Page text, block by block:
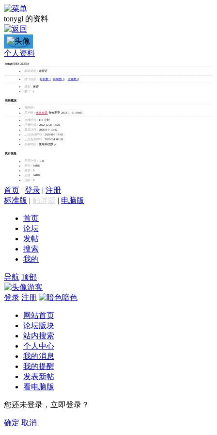
tonygl 的资料
tonygl
加为好友
发消息
个人资料
tonygl (UID: 22375)
邮箱状态： 未验证
统计信息： 好友数 1 回帖数 0 主题数 0
性别： 保密
生日： -
活跃概况
管理组：
用户组： 永久会员 有效期至 2033-01-31 00:00
在线时间： 116 小时
注册时间： 2022-12-25 13:23
最后访问： 2026-8-9 19:42
上次活动时间： 2026-8-9 19:42
上次发表时间： 2023-2-1 00:26
所在时区： 使用系统默认
统计信息
已用空间：
0 B
积分： 64182
威望： 0
金钱： 64182
贡献： 0
首页 | 登录 | 注册
标准版 | 触屏版 | 电脑版
首页
论坛
发帖
搜索
我的
导航 顶部
游客
登录 注册 暗色
网站首页
论坛版块
站内搜索
个人中心
我的消息
我的提醒
发表新帖
看电脑版
您还未登录，立即登录？
确定 取消